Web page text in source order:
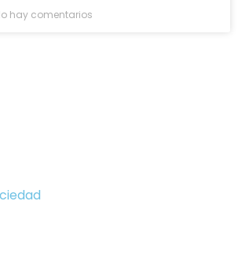
hay comentarios